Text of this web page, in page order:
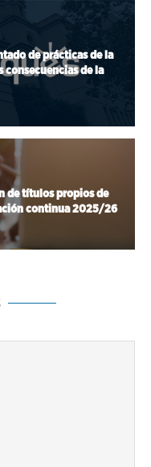
de prácticas de la
consecuencias de la
de títulos propios de
continua 2025/26